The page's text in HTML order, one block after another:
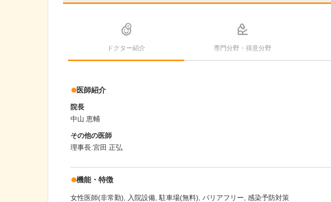
ドクター紹介 専門分野・得意分野
医師紹介
院長
中山 恵輔
その他の医師
理事長:宮田 正弘
機能・特徴
女性医師(非常勤) 入院設備 駐車場(無料) バリアフリー 感染予防対策